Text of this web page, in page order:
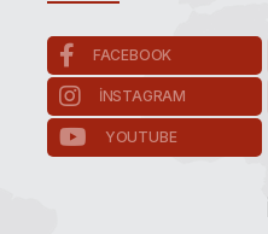
FACEBOOK
INSTAGRAM
YOUTUBE